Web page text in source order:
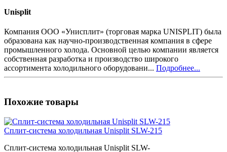
Unisplit
Компания ООО «Унисплит» (торговая марка UNISPLIT) была
образована как научно-производственная компания в сфере
промышленного холода. Основной целью компании является
собственная разработка и производство широкого
ассортимента холодильного оборудовани... Подробнее...
Похожие товары
Сплит-система холодильная Unisplit SLW-215
Сплит-система холодильная Unisplit SLW-